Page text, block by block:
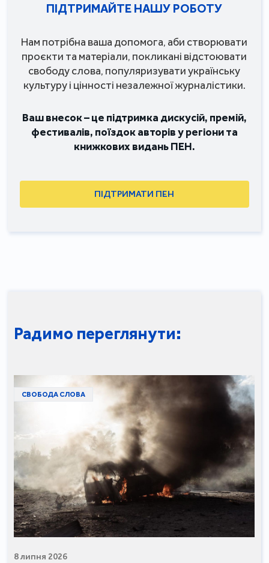
ПІДТРИМАЙТЕ НАШУ РОБОТУ
Нам потрібна ваша допомога, аби створювати
проєкти та матеріали, покликані відстоювати
свободу слова, популяризувати українську
культуру і цінності незалежної журналістики.
Ваш внесок – це підтримка дискусій, премій,
фестивалів, поїздок авторів у регіони та
книжкових видань ПЕН.
ПІДТРИМАТИ ПЕН
Радимо переглянути:
СВОБОДА СЛОВА
8 липня 2026